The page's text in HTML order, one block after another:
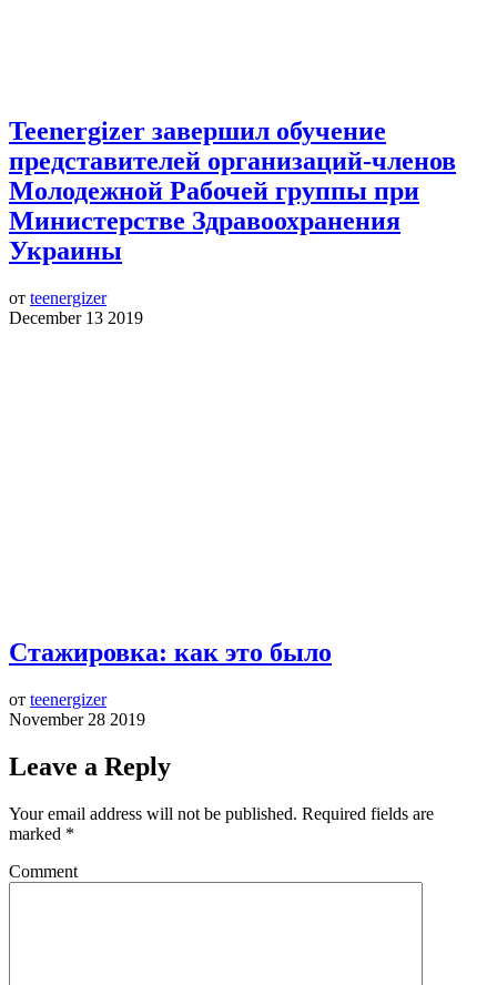
Teenergizer завершил обучение
представителей организаций-членов
Молодежной Рабочей группы при
Министерстве Здравоохранения
Украины
от teenergizer
December 13 2019
Стажировка: как это было
от teenergizer
November 28 2019
Leave a Reply
Your email address will not be published. Required fields are
marked *
Comment